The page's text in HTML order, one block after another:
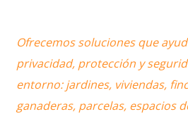
Ofrecemos soluciones que
privacidad, protección y
entorno: jardines, viviendas,
ganaderas, parcelas, espacios